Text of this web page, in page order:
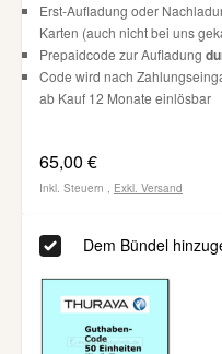
Erst-Aufladung oder
Karten (auch nicht bei uns
Prepaidcode zur Aufladung
Code wird nach
ab Kauf 12 Monate einlösbar
65,00 €
Inkl. Steuern , Exkl. Versand
Dem Bündel